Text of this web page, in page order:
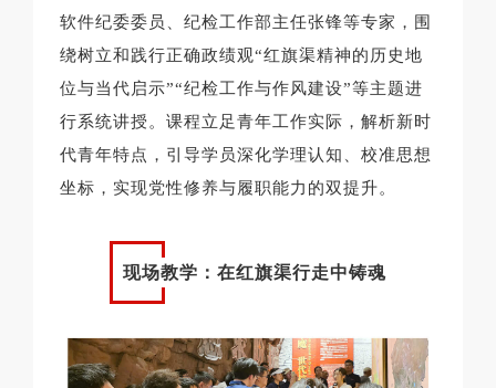
软件纪委委员、纪检工作部主任张锋等专家，围
绕树立和践行正确政绩观“红旗渠精神的历史地
位与当代启示”“纪检工作与作风建设”等主题进
行系统讲授。课程立足青年工作实际，解析新时
代青年特点，引导学员深化学理认知、校准思想
坐标，实现党性修养与履职能力的双提升。
现场教学：在红旗渠行走中铸魂